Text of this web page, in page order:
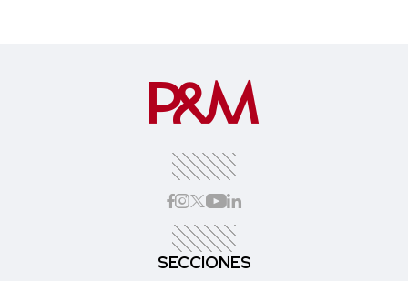
SECCIONES